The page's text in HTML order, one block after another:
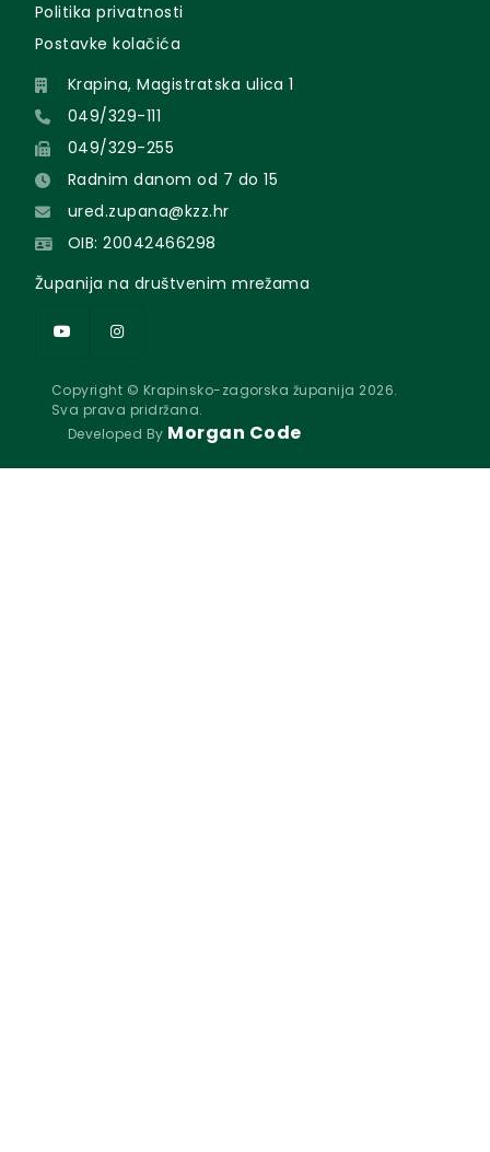
Politika privatnosti
Postavke kolačića
Krapina, Magistratska ulica 1
049/329-111
049/329-255
Radnim danom od 7 do 15
ured.zupana@kzz.hr
OIB: 20042466298
Županija na društvenim mrežama
Copyright © Krapinsko-zagorska županija 2026.
Sva prava pridržana.
Developed By Morgan Code